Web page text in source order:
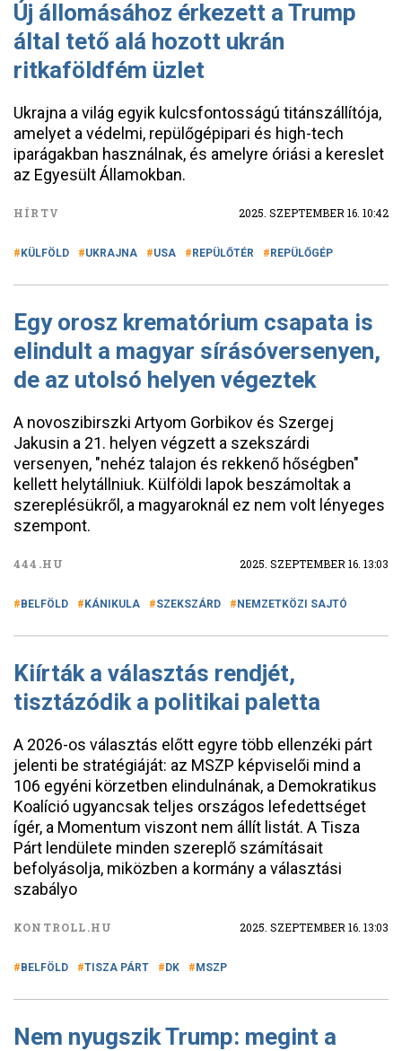
Új állomásához érkezett a Trump
által tető alá hozott ukrán
ritkaföldfém üzlet
Ukrajna a világ egyik kulcsfontosságú titánszállítója,
amelyet a védelmi, repülőgépipari és high-tech
iparágakban használnak, és amelyre óriási a kereslet
az Egyesült Államokban.
HÍRTV 2025. SZEPTEMBER 16. 10:42
KÜLFÖLD UKRAJNA USA REPÜLŐTÉR REPÜLŐGÉP
Egy orosz krematórium csapata is
elindult a magyar sírásóversenyen,
de az utolsó helyen végeztek
A novoszibirszki Artyom Gorbikov és Szergej
Jakusin a 21. helyen végzett a szekszárdi
versenyen, "nehéz talajon és rekkenő hőségben"
kellett helytállniuk. Külföldi lapok beszámoltak a
szereplésükről, a magyaroknál ez nem volt lényeges
szempont.
444.HU 2025. SZEPTEMBER 16. 13:03
BELFÖLD KÁNIKULA SZEKSZÁRD NEMZETKÖZI SAJTÓ
Kiírták a választás rendjét,
tisztázódik a politikai paletta
A 2026-os választás előtt egyre több ellenzéki párt
jelenti be stratégiáját: az MSZP képviselői mind a
106 egyéni körzetben elindulnának, a Demokratikus
Koalíció ugyancsak teljes országos lefedettséget
ígér, a Momentum viszont nem állít listát. A Tisza
Párt lendülete minden szereplő számításait
befolyásolja, miközben a kormány a választási
szabályo
KONTROLL.HU 2025. SZEPTEMBER 16. 13:03
BELFÖLD TISZA PÁRT DK MSZP
Nem nyugszik Trump: megint a